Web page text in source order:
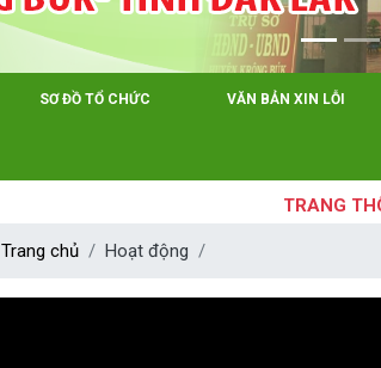
SƠ ĐỒ TỔ CHỨC VĂN BẢN XIN LỖI
TRANG
Trang chủ Hoạt động